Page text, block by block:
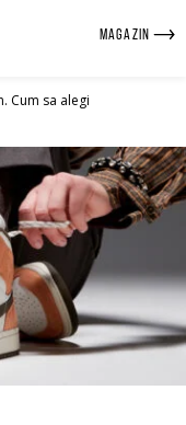
MAGAZIN
Cum sa alegi